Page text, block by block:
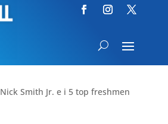
Nick Smith Jr. e i 5 top freshmen